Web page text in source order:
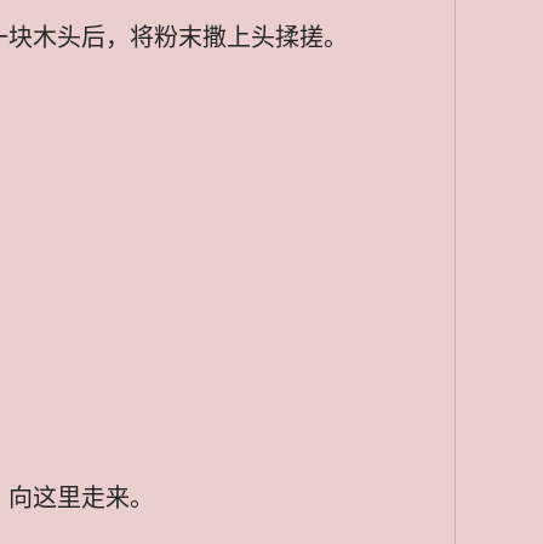
木头后，将粉末撒上头揉搓。
这里走来。